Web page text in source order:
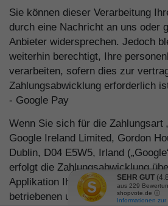
Sie können dieser Verarbeitung
durch eine Nachricht an uns oder
Anbieter widersprechen. Jedoch
weiterhin berechtigt, Ihre
verarbeiten, sofern dies zur
Zahlungsabwicklung erforderlich
- Google Pay
Wenn Sie sich für die Zahlungsart
Google Ireland Limited, Gordon
Dublin, D04 E5W5, Irland
erfolgt die Zahlungsabwicklung
Applikation Ihres mit mindestens
betriebenen und über eine NFC-
SEHR GUT
aus 229
shopvote.de ⓘ
Informationen